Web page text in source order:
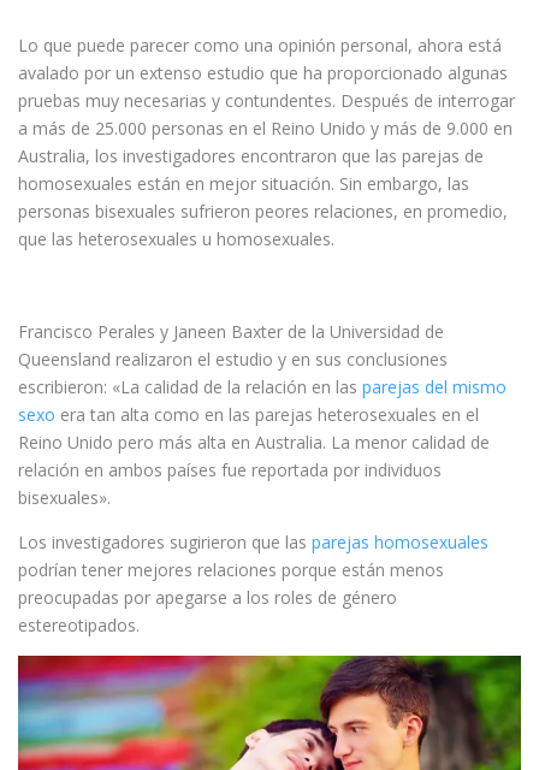
Lo que puede parecer como una opinión personal, ahora está
avalado por un extenso estudio que ha proporcionado algunas
pruebas muy necesarias y contundentes. Después de interrogar
a más de 25.000 personas en el Reino Unido y más de 9.000 en
Australia, los investigadores encontraron que las parejas de
homosexuales están en mejor situación. Sin embargo, las
personas bisexuales sufrieron peores relaciones, en promedio,
que las heterosexuales u homosexuales.
Francisco Perales y Janeen Baxter de la Universidad de
Queensland realizaron el estudio y en sus conclusiones
escribieron: «La calidad de la relación en las parejas del mismo
sexo era tan alta como en las parejas heterosexuales en el
Reino Unido pero más alta en Australia. La menor calidad de
relación en ambos países fue reportada por individuos
bisexuales».
Los investigadores sugirieron que las parejas homosexuales
podrían tener mejores relaciones porque están menos
preocupadas por apegarse a los roles de género
estereotipados.